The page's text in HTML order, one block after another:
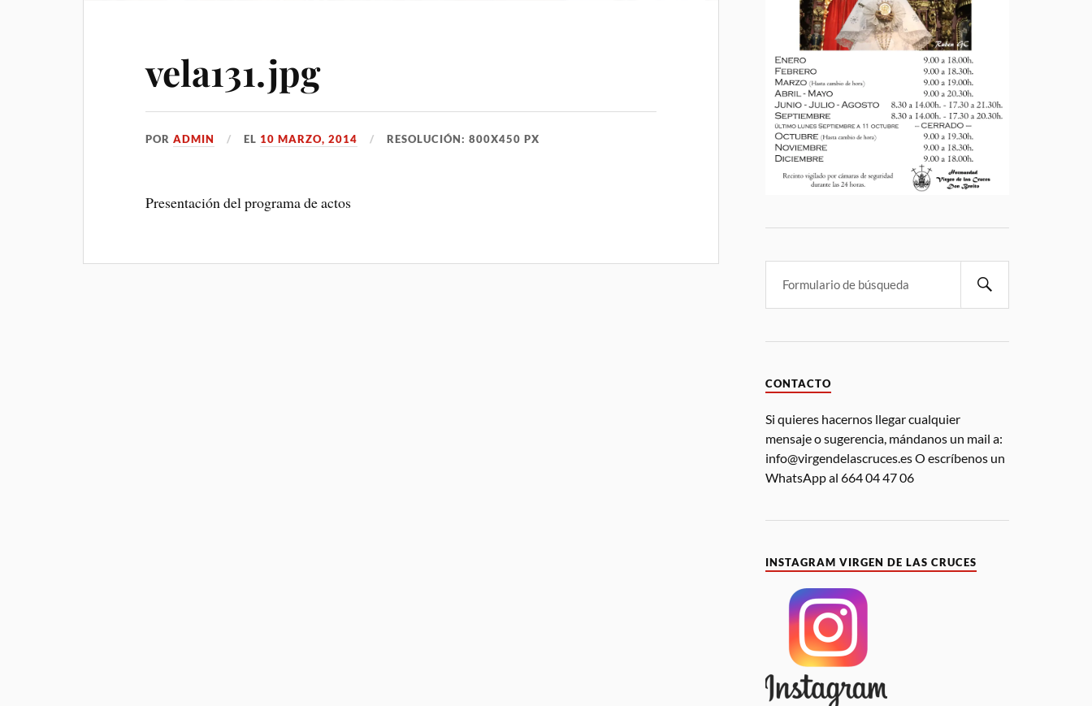
vela131.jpg
PORADMIN EL 10 MARZO, 2014 RESOLUCIÓN: 800X450 PX
Presentación del programa de actos
CONTACTO
Si quieres hacernos llegar cualquier
mensaje o sugerencia, mándanos un mail a:
info@virgendelascruces.es O escríbenos un
WhatsApp al 664 04 47 06
INSTAGRAM VIRGEN DE LAS CRUCES